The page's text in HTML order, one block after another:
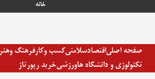
خانه
صفحه اصلیاقتصادسلامتیکسب وکارفرهنگ وهنر
تکنولوژی و دانشگاه هاورزشیخرید رپورتاژ